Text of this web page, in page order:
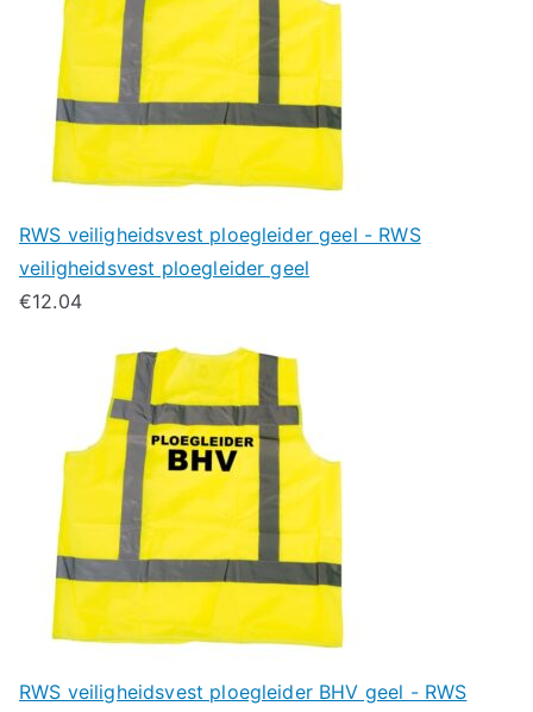
RWS veiligheidsvest ploegleider geel - RWS
veiligheidsvest ploegleider geel
€12.04
RWS veiligheidsvest ploegleider BHV geel - RWS